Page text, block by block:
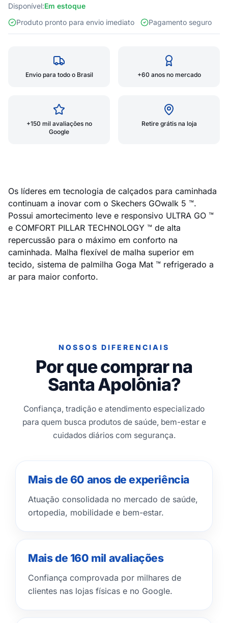
Disponível:Em estoque
Produto pronto para envio imediato
Pagamento seguro
Envio para todo o Brasil +60 anos no mercado
+150 mil avaliações no
Google
Retire grátis na loja
Os líderes em tecnologia de calçados para caminhada
continuam a inovar com o Skechers GOwalk 5 ™.
Possui amortecimento leve e responsivo ULTRA GO ™
e COMFORT PILLAR TECHNOLOGY ™ de alta
repercussão para o máximo em conforto na
caminhada. Malha flexível de malha superior em
tecido, sistema de palmilha Goga Mat ™ refrigerado a
ar para maior conforto.
NOSSOS DIFERENCIAIS
Por que comprar na
Santa Apolônia?
Confiança, tradição e atendimento especializado
para quem busca produtos de saúde, bem-estar e
cuidados diários com segurança.
Mais de 60 anos de experiência
Atuação consolidada no mercado de saúde,
ortopedia, mobilidade e bem-estar.
Mais de 160 mil avaliações
Confiança comprovada por milhares de
clientes nas lojas físicas e no Google.